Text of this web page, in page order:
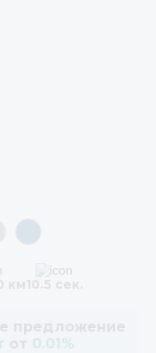
предложение
0.01%